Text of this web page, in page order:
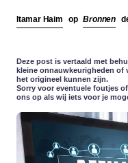
Itamar Haim op Bronnen
Deze post is vertaald met
kleine onnauwkeurigheden of
het origineel kunnen zijn.
Sorry voor eventuele foutjes
ons op als wij iets voor je